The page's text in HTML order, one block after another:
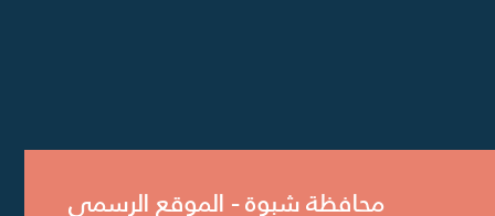
محافظة شبوة - الموقع الرسمي